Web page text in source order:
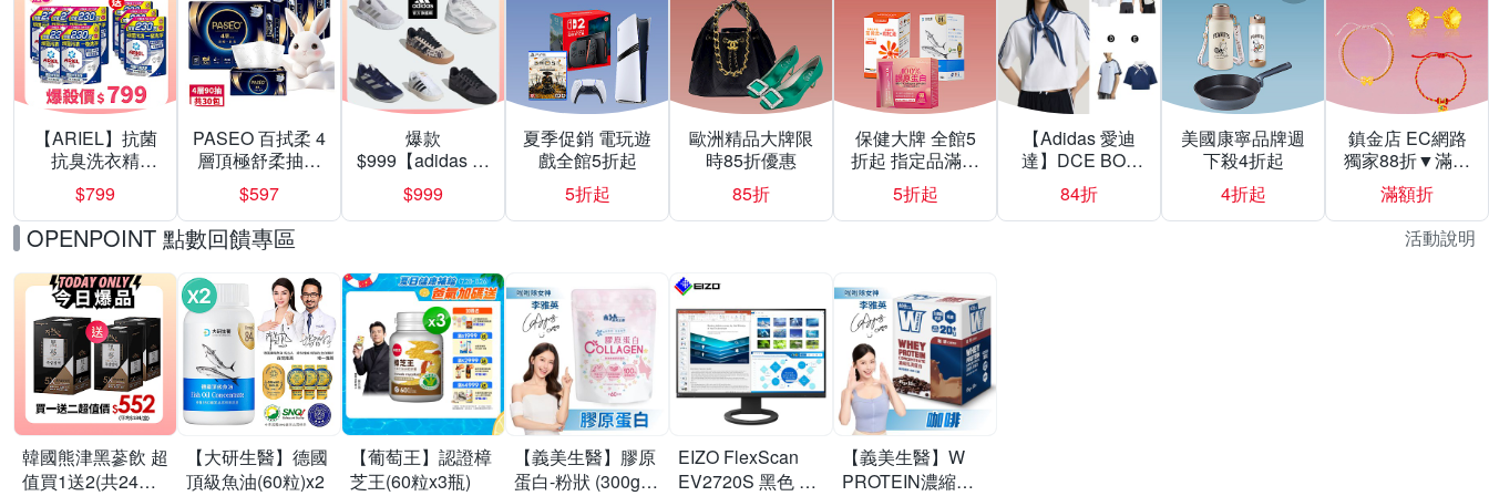
【ARIEL】抗菌
抗臭洗衣精
1030g補充包 X8
(抗菌去漬/室內晾
曬) 兩款任選
$799
PASEO 百拭柔 4
層頂極舒柔抽取
式衛生紙90抽10
包/串 超值3串組
$597
爆款
$999【adidas 愛
迪達】男/女 精選
運動鞋休閒鞋 任
選均一價
$999
夏季促銷 電玩遊
戲全館5折起
5折起
歐洲精品大牌限
時85折優惠
85折
保健大牌 全館5
折起 指定品滿額
送豪禮
5折起
【Adidas 愛迪
達】DCE BOX
TEE 短版 領巾
圓領短袖T恤 男
女 A-KZ4182 B-
84折
美國康寧品牌週
下殺4折起
4折起
鎮金店 EC網路
獨家88折▼滿額
折777
滿額折
OPENPOINT 點數回饋專區 活動說明
韓國熊津黑蔘飲 超
值買1送2(共24入
【大研生醫】德國
頂級魚油(60粒)x2
【葡萄王】認證樟
芝王(60粒x3瓶)
【義美生醫】膠原
蛋白-粉狀 (300g/
EIZO FlexScan
EV2720S 黑色 27
【義美生醫】W
PROTEIN濃縮乳